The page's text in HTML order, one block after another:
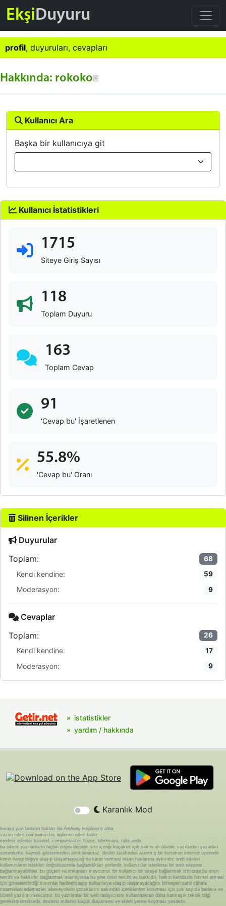
EkşiDuyuru
profil, duyuruları, cevapları
Hakkında: rokoko
Kullanıcı Ara
Başka bir kullanıcıya git
Kullanıcı İstatistikleri
1715
Siteye Giriş Sayısı
118
Toplam Duyuru
163
Toplam Cevap
91
'Cevap bu' İşaretlenen
55.8%
'Cevap bu' Oranı
Silinen İçerikler
Duyurular
Toplam:
68
Kendi kendine: 59
Moderasyon: 9
Cevaplar
Toplam:
26
Kendi kendine: 17
Moderasyon: 9
istatistikler
yardım / hakkında
Karanlık Mod
buraya yazılanların hakları Sir Anthony Hopkins'e aittir.
yazan eden compumaster, ilgilenen eden fader
modere edenler basond, compumaster, fraise, kibritsuyu, rakicandir
bu sitede yazılanların hiçbiri doğru değildir. site içeriği küçükler için sakıncalı olabilir. yazılardan yazarları
sorumludur. kaynak göstermeden alıntılanamaz. devlet tarafından atanmış bir kurumun internet üzerinde
kimin hangi bilgiye ulaşıp ulaşamayacağına karar vermesi insan haklarına aykırıdır. web siteleri
kullanıcıların istekleri doğrultusunda bağlandıkları yerlerdir. kullanıcılar isterlerse bir web sitesine
bağlanmayabilirler. bu güçleri ve imkanları mevcuttur. bir kullanıcı bir siteye bağlanmak istiyorsa bu onun
tercihi ve hakkıdır. bağlanmak istemiyorsa bu yine onun tercihi ve hakkıdır. halkın kendisine hizmet etmesi
için görevlendirdiği kurumlar hadlerini aşıp halka neye ulaşıp ulaşmayacağını bilmeyen cahil cühela
muamelesi edemezler. ebeveynlerin çocuklarını sakıncalı içeriklerden koruması için çok sayıda bedava ve
ücretli yazılım mevcuttur. bu yazılımlar bir web tarayıcısını kullanmaktan daha karmaşık teknik bilgi
gerektirmemektedir. devletin milletini küçük düşürmesi ve ebleh yerine koyması yasaktır.